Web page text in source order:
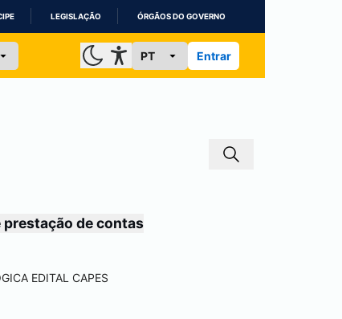
LEGISLAÇÃO ÓRGÃOS DO GOVERNO
Entrar
de contas
EDITAL CAPES